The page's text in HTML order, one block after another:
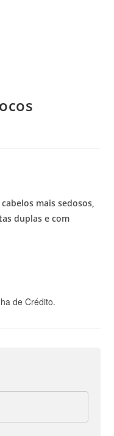
mais sedosos,
duplas e com
de Crédito.